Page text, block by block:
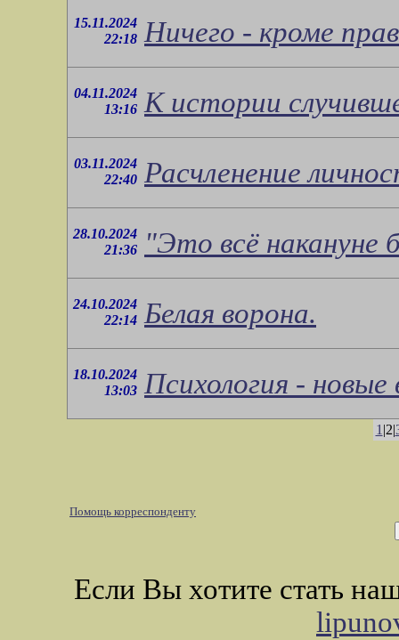
15.11.2024
22:18 Ничего - кроме
04.11.2024
13:16 К истории
03.11.2024
22:40 Расчленение
28.10.2024
21:36
"Это всё накануне
24.10.2024
22:14 Белая ворона.
18.10.2024
13:03 Психология -
1 |2|
Помощь корреспонденту
Если Вы хотите стать